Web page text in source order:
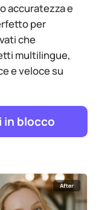
accuratezza e
per
che
multilingue,
e veloce su
in blocco